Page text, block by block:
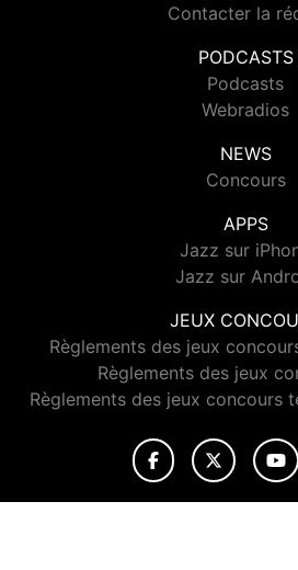
Contacter la
PODCASTS
Podcasts
Webradios
NEWS
Concours
APPS
Jazz sur
Jazz sur
JEUX
Règlements des jeux
Règlements des jeux
Règlements des jeux concours